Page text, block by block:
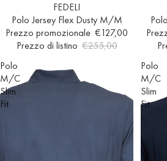
FEDELI
Polo Jersey Flex Dusty M/M
Prezzo promozionale €127,00
Prezzo di listino €255,00
Polo
M/C
Slim
Fit
Polo
M/C
Slim
Fit